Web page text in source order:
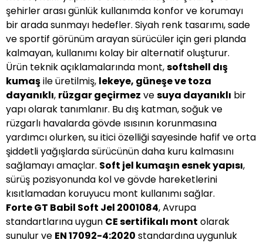
şehirler arası günlük kullanımda konfor ve korumayı
bir arada sunmayı hedefler. Siyah renk tasarımı, sade
ve sportif görünüm arayan sürücüler için geri planda
kalmayan, kullanımı kolay bir alternatif oluşturur.
Ürün teknik açıklamalarında mont,softshell dış
kumaşile üretilmiş, lekeye, güneşe ve toza
dayanıklı, rüzgar geçirmez vesuya dayanıklı bir
yapı olarak tanımlanır. Bu dış katman, soğuk ve
rüzgarlı havalarda gövde ısısının korunmasına
yardımcı olurken, su itici özelliği sayesinde hafif ve orta
şiddetli yağışlarda sürücünün daha kuru kalmasını
sağlamayı amaçlar. Soft jel kumaşın esnek yapısı,
sürüş pozisyonunda kol ve gövde hareketlerini
kısıtlamadan koruyucu mont kullanımı sağlar.
Forte GT Babil Soft Jel 2001084, Avrupa
standartlarına uygun CE sertifikalı mont olarak
sunulur ve EN 17092-4:2020 standardına uygunluk